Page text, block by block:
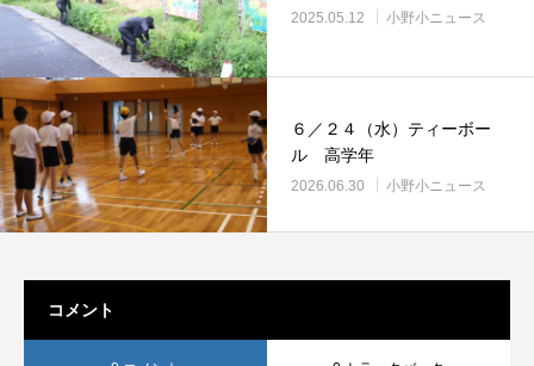
2025.05.12 小野小ニュース
６／２４（水）ティーボー
ル 高学年
2026.06.30 小野小ニュース
コメント